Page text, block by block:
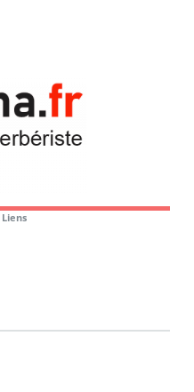
Liens